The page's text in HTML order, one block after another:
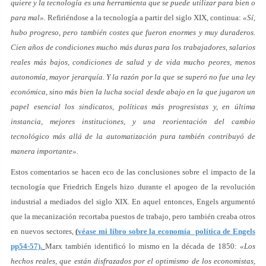
quiere y la tecnología es una herramienta que se puede utilizar para bien o
para mal». Refiriéndose a la tecnología a partir del siglo XIX, continua: «Sí,
hubo progreso, pero también costes que fueron enormes y muy duraderos.
Cien años de condiciones mucho más duras para los trabajadores, salarios
reales más bajos, condiciones de salud y de vida mucho peores, menos
autonomía, mayor jerarquía. Y la razón por la que se superó no fue una ley
económica, sino más bien la lucha social desde abajo en la que jugaron un
papel esencial los sindicatos, políticas más progresistas y, en última
instancia, mejores instituciones, y una reorientación del cambio
tecnológico más allá de la automatización pura también contribuyó de
manera importante».
Estos comentarios se hacen eco de las conclusiones sobre el impacto de la
tecnología que Friedrich Engels hizo durante el apogeo de la revolución
industrial a mediados del siglo XIX. En aquel entonces, Engels argumentó
que la mecanización recortaba puestos de trabajo, pero también creaba otros
en nuevos sectores,(véase mi libro sobre la economía política de Engels
pp54-57). Marx también identificó lo mismo en la década de 1850:«Los
hechos reales, que están disfrazados por el optimismo de los economistas,